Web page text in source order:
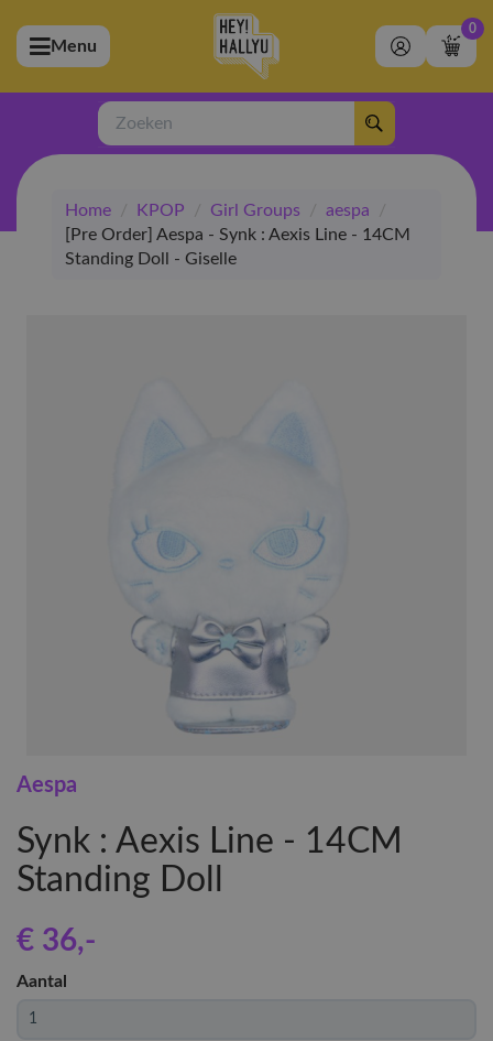
(Artiesten)
(Merchandise)
(Exclusive)
(Winkel)
Menu
0
Zoeken
Home / KPOP / Girl Groups / aespa
/
[Pre Order] Aespa - Synk : Aexis Line - 14CM
Standing Doll - Giselle
Aespa
Synk : Aexis Line - 14CM
Standing Doll
€ 36,-
Aantal